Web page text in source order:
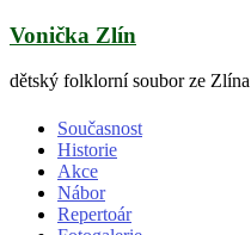
Skip
content
Vonička Zlín
dětský folklorní soubor ze Zlína
Současnost
Historie
Akce
Nábor
Repertoár